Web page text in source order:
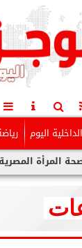
الداخلية اليوم
الملحن